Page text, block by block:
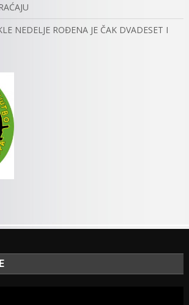
NEDELJE ROĐENA JE ČAK DVADESET I